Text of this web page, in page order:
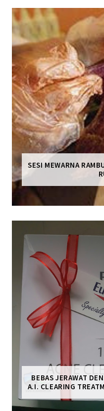
SESI MEWARNA
BEBAS JERAWAT
A.I. CLEARING